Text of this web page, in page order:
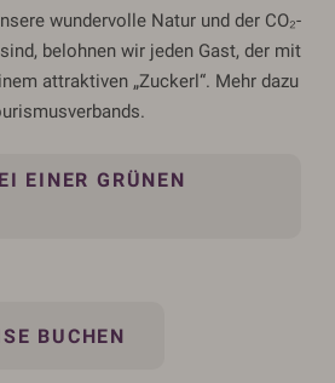
wundervolle Natur und der CO₂-
belohnen wir jeden Gast, der mit
attraktiven „Zuckerl“. Mehr dazu
EINER GRÜNEN
BUCHEN